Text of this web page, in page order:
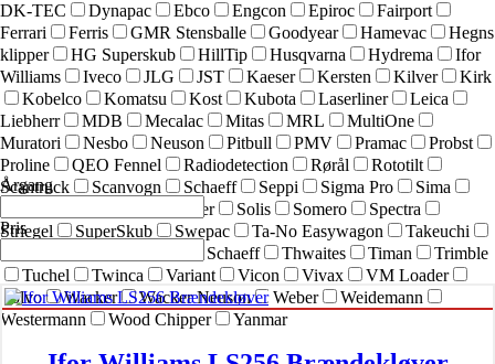
DK-TEC
Dynapac Ebco Engcon Epiroc
Fairport
Ferrari
Ferris GMR Stensballe Goodyear Hamevac
Hegns
klipper
HG Superskub HillTip Husqvarna Hydrema
Ifor
Williams
Iveco JLG JST Kaeser Kersten Kilver
Kirk
Kobelco
Komatsu Kost Kubota Laserliner
Leica
Liebherr
MDB Mecalac Mitas MRL
MultiOne
Muratori
Nesbo Neuson Pitbull PMV Pramac
Probst
Proline
QEO Fennel Radiodetection Rørål
Rototilt
Scantruck
Scanvogn Schaeff Seppi Sigma Pro
Sima
sneskraber Solis Somero
Spectra
Striegel
SuperSkub Swepac Ta-No Easywagon
Takeuchi
Terex Schaeff Thwaites Timan
Trimble
Tuchel
Twinca Variant Vicon Vivax
VM Loader
Volvo
Wacker Wacker Neuson Weber
Weidemann
Westermann
Wood Chipper Yanmar
Årgang
Pris